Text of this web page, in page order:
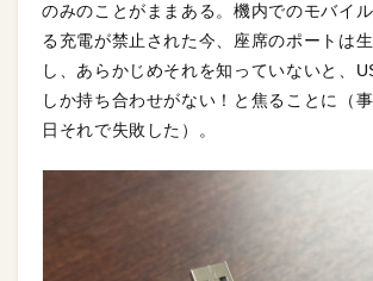
のみのことがままある。機内でのモバイ
る充電が禁止された今、座席のポートは
し、あらかじめそれを知っていないと、
しか持ち合わせがない！と焦ることに（
日それで失敗した）。